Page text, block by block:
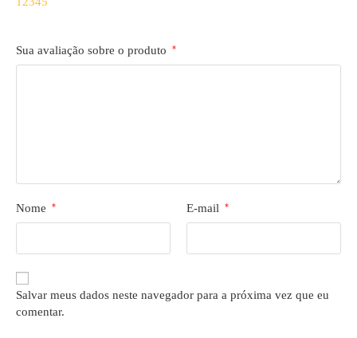
Sua avaliação sobre o produto *
Nome * E-mail *
Salvar meus dados neste navegador para a próxima vez que eu
comentar.